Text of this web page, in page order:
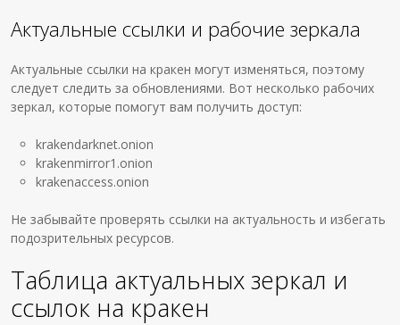
Актуальные ссылки и рабочие зеркала
Актуальные ссылки на кракен могут изменяться, поэтому
следует следить за обновлениями. Вот несколько рабочих
зеркал, которые помогут вам получить доступ:
krakendarknet.onion
krakenmirror1.onion
krakenaccess.onion
Не забывайте проверять ссылки на актуальность и избегать
подозрительных ресурсов.
Таблица актуальных зеркал и
ссылок на кракен